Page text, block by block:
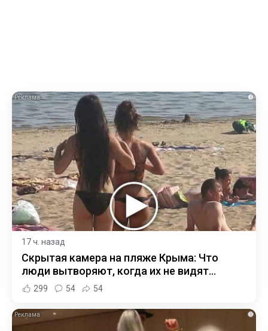
i
17 ч. назад
Скрытая камера на пляже Крыма: Что
люди вытворяют, когда их не видят...
299 54 54
i